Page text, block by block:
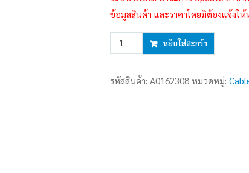
ข้อมูลสินค้า และราคาโดยมิต้องแจ้งใ
จำนวน
1.2M
Type-
หยิบใส่ตะกร้า
รหัสสินค้า: A0162308 หมวดหมู่: